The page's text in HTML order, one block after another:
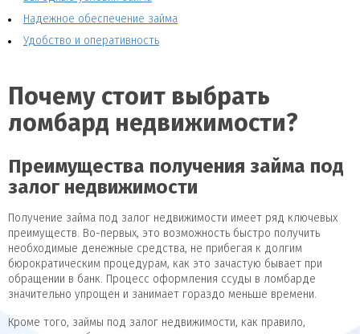
Надежное обеспечение займа
Удобство и оперативность
Почему стоит выбрать
ломбард недвижимости?
Преимущества получения займа под
залог недвижимости
Получение займа под залог недвижимости имеет ряд ключевых
преимуществ. Во-первых, это возможность быстро получить
необходимые денежные средства, не прибегая к долгим
бюрократическим процедурам, как это зачастую бывает при
обращении в банк. Процесс оформления ссуды в ломбарде
значительно упрощен и занимает гораздо меньше времени.
Кроме того, займы под залог недвижимости, как правило,